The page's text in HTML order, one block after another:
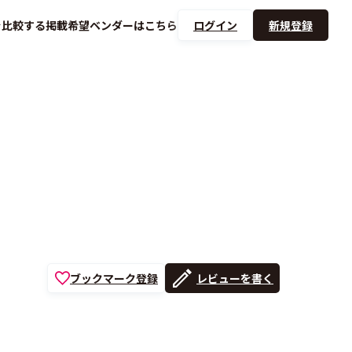
比較する掲載希望ベンダーはこちら ログイン 新規登録
ブックマーク登録 レビューを書く